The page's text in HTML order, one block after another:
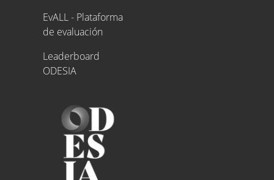
EvALL - Plataforma
de evaluación
Leaderboard
ODESIA